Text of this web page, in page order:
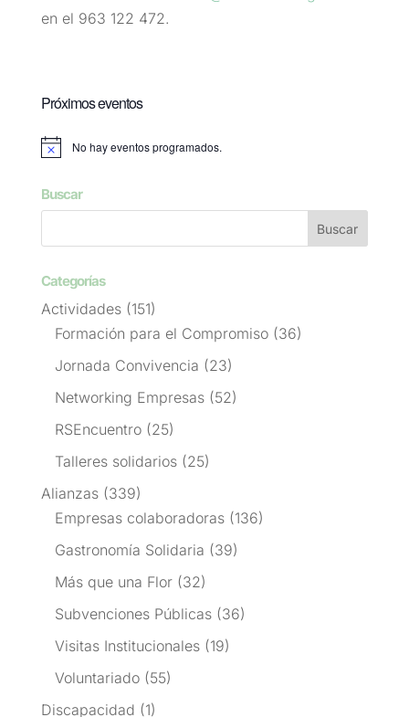
en el 963 122 472.
Próximos eventos
Aviso No hay eventos programados.
Buscar
Categorías
Actividades(151)
Formación para el Compromiso(36)
Jornada Convivencia (23)
Networking Empresas(52)
RSEncuentro(25)
Talleres solidarios(25)
Alianzas(339)
Empresas colaboradoras(136)
Gastronomía Solidaria (39)
Más que una Flor(32)
Subvenciones Públicas(36)
Visitas Institucionales(19)
Voluntariado(55)
Discapacidad (1)